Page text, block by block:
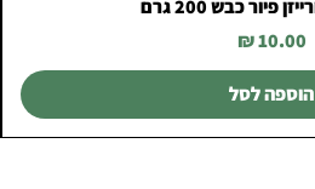
מחיר
הוספה לסל